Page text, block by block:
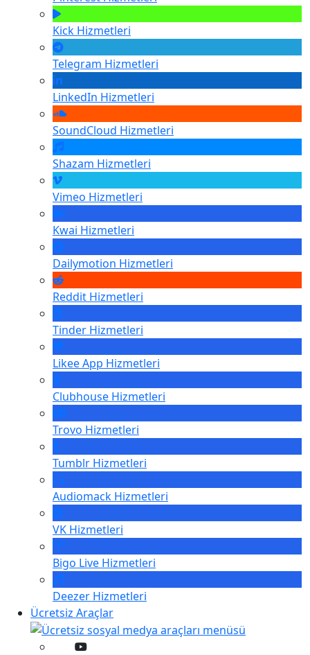
Kick Hizmetleri
Telegram Hizmetleri
LinkedIn Hizmetleri
SoundCloud Hizmetleri
Shazam Hizmetleri
Vimeo Hizmetleri
Kwai Hizmetleri
Dailymotion Hizmetleri
Reddit Hizmetleri
Tinder Hizmetleri
Likee App Hizmetleri
Clubhouse Hizmetleri
Trovo Hizmetleri
Tumblr Hizmetleri
Audiomack Hizmetleri
VK Hizmetleri
Bigo Live Hizmetleri
Deezer Hizmetleri
Ücretsiz Araçlar